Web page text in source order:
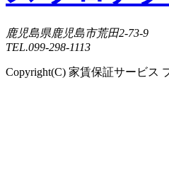
鹿児島県鹿児島市荒田2-73-9
TEL.099-298-1113
Copyright(C) 家賃保証サービス